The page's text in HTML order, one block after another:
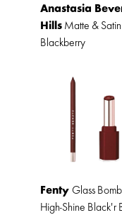
Anastasia
Hills Matte & Satin
Blackberry
Fenty Glass
High-Shine Black'r